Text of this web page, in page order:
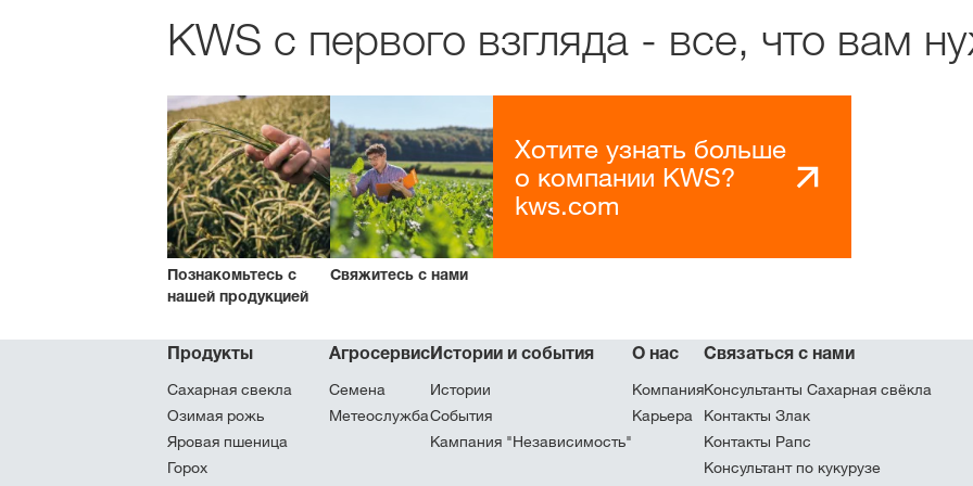
KWS с первого взгляда - все, что вам
Познакомьтесь с
нашей продукцией
Свяжитесь с нами
Хотите узнать больше
о компании KWS?
kws.com
Продукты
Сахарная свекла
Озимая рожь
Яровая пшеница
Горох
Агросервис
Семена
Метеослужба
Истории и события
Истории
Cобытия
Кампания "Независимость"
О нас
Компания
Карьера
Связаться с нами
Консультанты Сахарная свёкла
Контакты Злак
Контакты Рапс
Консультант по кукурузе